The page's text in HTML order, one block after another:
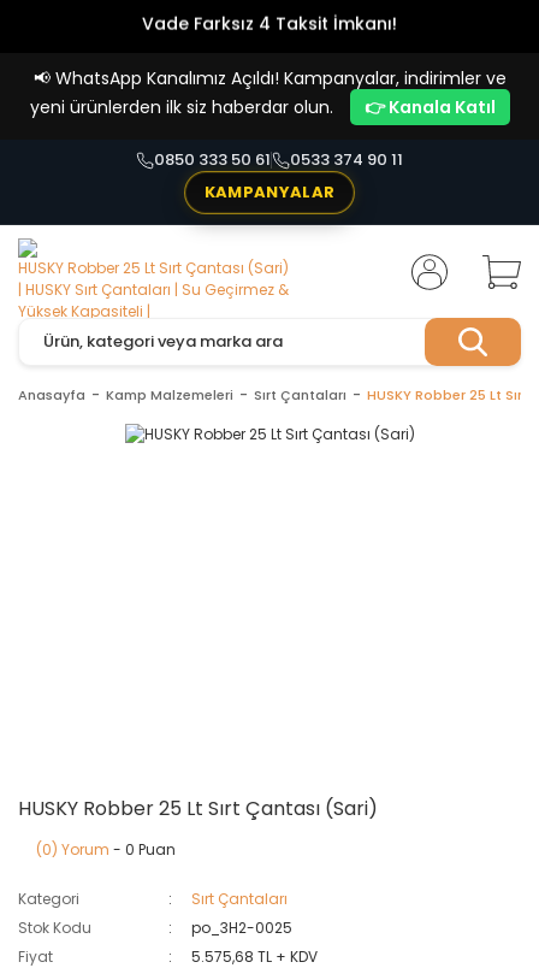
Vade Farksız 4 Taksit İmkanı!
📢 WhatsApp Kanalımız Açıldı! Kampanyalar, indirimler ve
yeni ürünlerden ilk siz haberdar olun.
👉 Kanala Katıl
0850 333 50 61
0533 374 90 11
KAMPANYALAR
Anasayfa Kamp Malzemeleri Sırt Çantaları HUSKY Robber 25 Lt Sırt
HUSKY Robber 25 Lt Sırt Çantası (Sari)
(0) Yorum - 0 Puan
Kategori
Sırt Çantaları
Stok Kodu
po_3H2-0025
Fiyat
5.575,68 TL + KDV